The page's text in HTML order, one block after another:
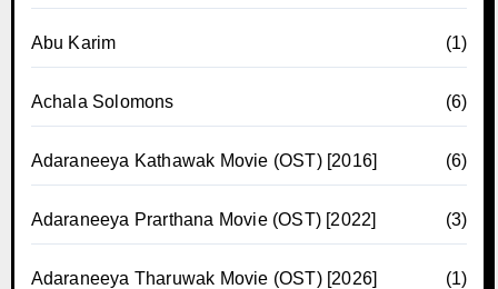
Abu Karim (1)
Achala Solomons (6)
Adaraneeya Kathawak Movie (OST) [2016] (6)
Adaraneeya Prarthana Movie (OST) [2022] (3)
Adaraneeya Tharuwak Movie (OST) [2026] (1)